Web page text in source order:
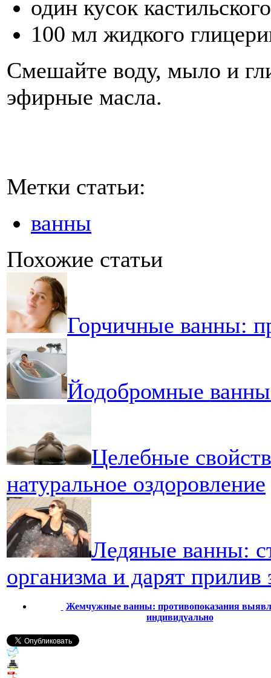
один кусок
100 мл жидкого
Смешайте воду, мыло и
эфирные масла.
Метки статьи:
ванны
Похожие статьи
Горчичные ванны:
Йодобромные
Целебные
натуральное оздоровление
Ледяные ванны:
организма и дарят прилив
Жемчужные ванны: противопоказания
индивидуально